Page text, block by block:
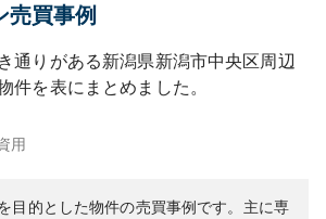
売買事例
通り がある新潟県新潟市中央区周辺
件を表にまとめました。
用
目的とした物件の売買事例です。 主に専